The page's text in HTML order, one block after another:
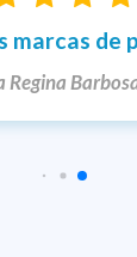
Entrega
Ketlem